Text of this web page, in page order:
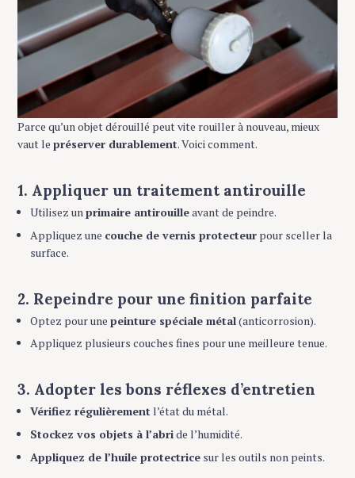
Parce qu’un objet dérouillé peut vite rouiller à nouveau, mieux
vaut le préserver durablement. Voici comment.
1. Appliquer un traitement antirouille
Utilisez un primaire antirouilleavant de peindre.
Appliquez une couche de vernis protecteurpour sceller la
surface.
2. Repeindre pour une finition parfaite
Optez pour une peinture spéciale métal(anticorrosion).
Appliquez plusieurs couches fines pour une meilleure tenue.
3. Adopter les bons réflexes d’entretien
Vérifiez régulièrement l’état du métal.
Stockez vos objets à l’abride l’humidité.
Appliquez de l’huile protectricesur les outils non peints.